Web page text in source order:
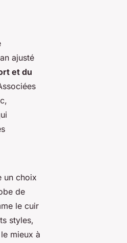
ajusté
et du
un choix
de
le cuir
styles,
mieux à